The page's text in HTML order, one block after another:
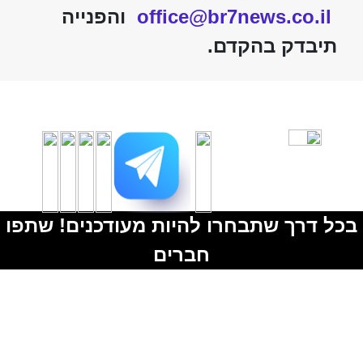
office@br7news.co.il והפנייה
תיבדק בהקדם.
בכל דרך שתבחרו להיות מעודכנים! שתפו
חברים